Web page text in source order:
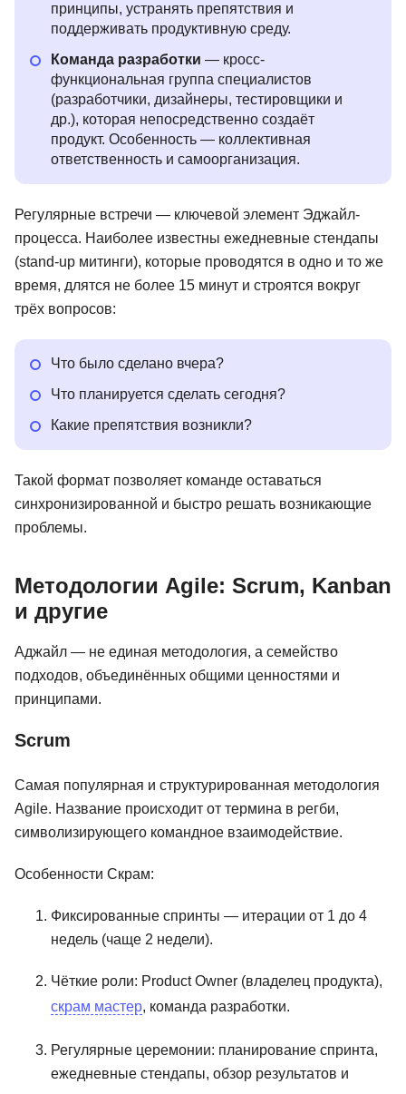
принципы, устранять препятствия и
поддерживать продуктивную среду.
Команда разработки — кросс-
функциональная группа специалистов
(разработчики, дизайнеры, тестировщики и
др.), которая непосредственно создаёт
продукт. Особенность — коллективная
ответственность и самоорганизация.
Регулярные встречи — ключевой элемент Эджайл-
процесса. Наиболее известны ежедневные стендапы
(stand-up митинги), которые проводятся в одно и то же
время, длятся не более 15 минут и строятся вокруг
трёх вопросов:
Что было сделано вчера?
Что планируется сделать сегодня?
Какие препятствия возникли?
Такой формат позволяет команде оставаться
синхронизированной и быстро решать возникающие
проблемы.
Методологии Agile: Scrum, Kanban
и другие
Аджайл — не единая методология, а семейство
подходов, объединённых общими ценностями и
принципами.
Scrum
Самая популярная и структурированная методология
Agile. Название происходит от термина в регби,
символизирующего командное взаимодействие.
Особенности Скрам:
Фиксированные спринты — итерации от 1 до 4
недель (чаще 2 недели).
Чёткие роли: Product Owner (владелец продукта),
скрам мастер, команда разработки.
Регулярные церемонии: планирование спринта,
ежедневные стендапы, обзор результатов и
Директор по
стратегическому
развитию
MBA Mini